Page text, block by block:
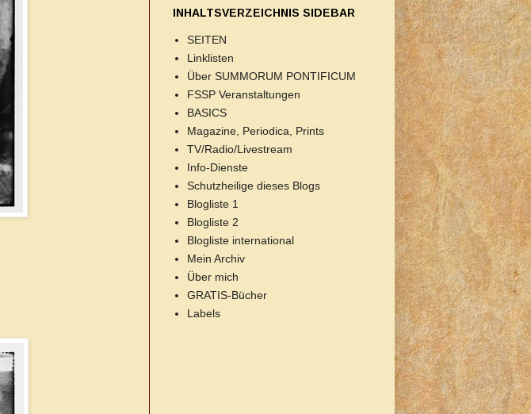
INHALTSVERZEICHNIS SIDEBAR
SEITEN
Linklisten
Über SUMMORUM PONTIFICUM
FSSP Veranstaltungen
BASICS
Magazine, Periodica, Prints
TV/Radio/Livestream
Info-Dienste
Schutzheilige dieses Blogs
Blogliste 1
Blogliste 2
Blogliste international
Mein Archiv
Über mich
GRATIS-Bücher
Labels